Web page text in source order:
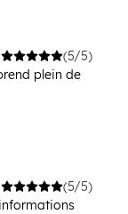
(5/5)
plein de
(5/5)